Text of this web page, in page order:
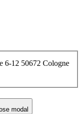
6-12 50672 Cologne
modal